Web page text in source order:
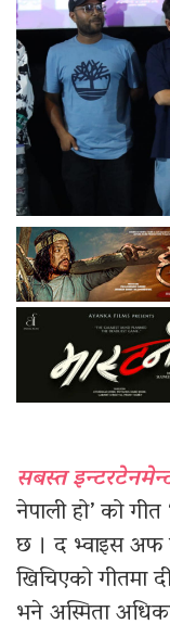
सबस्त
नेपाली हो’ को
छ । द भ्वाइस अफ
खिचिएको गीतमा
भने अस्मिता